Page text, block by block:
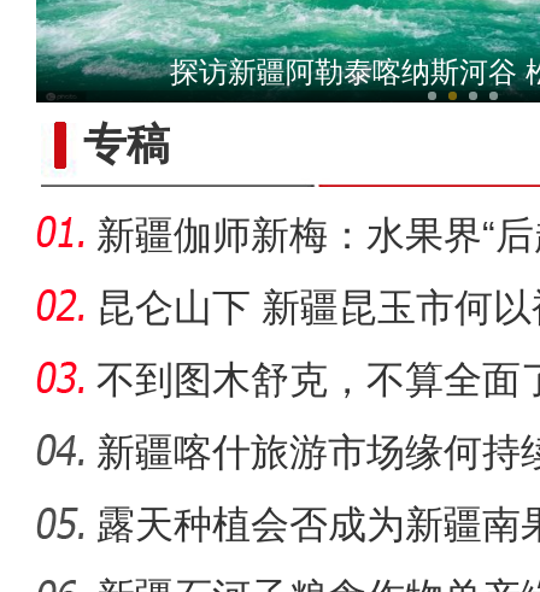
新疆图木舒克（东莞）文化
重大历史题材电影《天山之
探访新疆阿勒泰喀纳斯河谷
专稿
新疆伽师新梅：水果界“
出
昆仑山下 新疆昆玉市何以
不到图木舒克，不算全面
团
新疆喀什旅游市场缘何持
露天种植会否成为新疆南